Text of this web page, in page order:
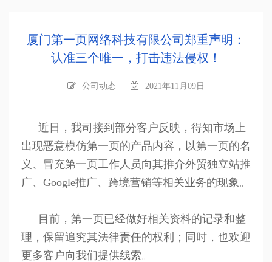
厦门第一页网络科技有限公司郑重声明：
认准三个唯一，打击违法侵权！
公司动态 2021年11月09日
近日，我司接到部分客户反映，得知市场上
出现恶意模仿第一页的产品内容，以第一页的名
义、冒充第一页工作人员向其推介外贸独立站推
广、Google推广、跨境营销等相关业务的现象。
目前，第一页已经做好相关资料的记录和整
理，保留追究其法律责任的权利；同时，也欢迎
更多客户向我们提供线索。